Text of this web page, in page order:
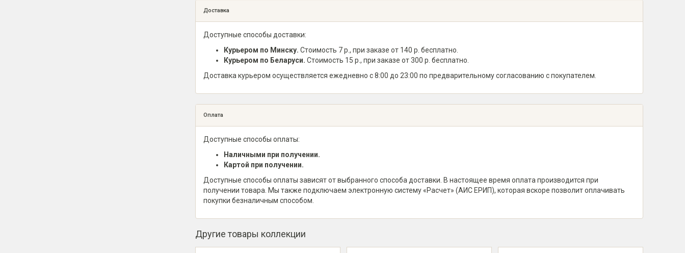
Доставка
Доступные способы доставки:
Курьером по Минску. Стоимость 7 р., при заказе от 140 р. бесплатно.
Курьером по Беларуси. Стоимость 15 р., при заказе от 300 р. бесплатно.
Доставка курьером осуществляется ежедневно с 8:00 до 23:00 по предварительному согласованию с покупателем.
Оплата
Доступные способы оплаты:
Наличными при получении.
Картой при получении.
Доступные способы оплаты зависят от выбранного способа доставки. В настоящее время оплата производится при
получении товара. Мы также подключаем электронную систему «Расчет» (АИС ЕРИП), которая вскоре позволит оплачивать
покупки безналичным способом.
Другие товары коллекции